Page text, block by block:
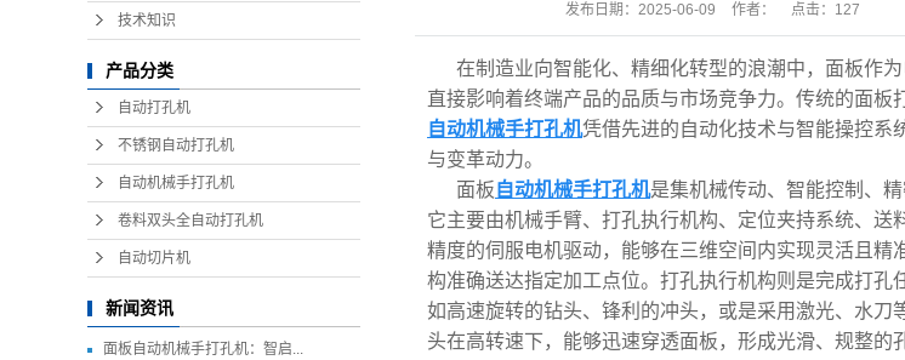
技术知识
产品分类
自动打孔机
不锈钢自动打孔机
自动机械手打孔机
卷料双头全自动打孔机
自动切片机
新闻资讯
面板自动机械手打孔机：智启...
发布日期： 2025-06-09 作者： 点击： 127
在制造业向智能化、精细化转型的浪潮中，面板作
直接影响着终端产品的品质与市场竞争力。传统的面板
自动机械手打孔机凭借先进的自动化技术与智能操控系
与变革动力。
面板 自动机械手打孔机是集机械传动、智能控制、
它主要由机械手臂、打孔执行机构、定位夹持系统、
精度的伺服电机驱动，能够在三维空间内实现灵活且
构准确送达指定加工点位。打孔执行机构则是完成打孔
如高速旋转的钻头、锋利的冲头，或是采用激光、水
头在高转速下，能够迅速穿透面板，形成光滑、规整